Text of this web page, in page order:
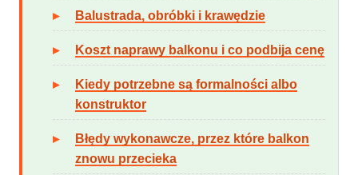
Balustrada, obróbki i krawędzie
Koszt naprawy balkonu i co podbija cenę
Kiedy potrzebne są formalności albo
konstruktor
Błędy wykonawcze, przez które balkon
znowu przecieka